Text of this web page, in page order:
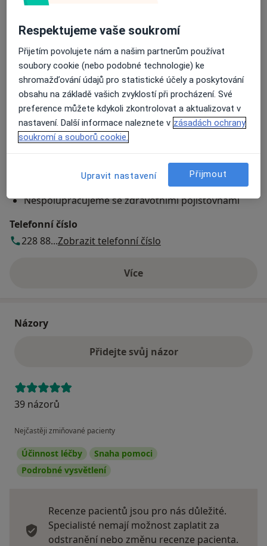
Čechova 587/29 Praha 7, Praha170 00
Přiblížit mapuse otevře v nové záložce
Dostupnost
Na této adrese online kalendář není aktivní
Co mám v takové situaci udělat?
Nespolupracujeme se zdravotními pojišťovnami
Telefonní číslo
228 88...Zobrazit telefonní číslo
Víceo adrese
Názory
Přidejte svůj názor
39 názorů
Nejčastěji zmiňované pacienty
Účinnost léčby
Snaha pomoci
Podrobné vysvětlení
Recenze pacientů jsou pro nás důležité.
Specialisté nemají možnost zaplatit za
odstranění nebo změnu recenze pacienta.
Respektujeme vaše soukromí
Přijetím povolujete nám a našim partnerům používat
soubory cookie (nebo podobné technologie) ke
shromažďování údajů pro statistické účely a poskytování
obsahu na základě vašich zvyklostí při procházení. Své
preference můžete kdykoli zkontrolovat a aktualizovat v
nastavení. Další informace naleznete v zásadách ochrany
soukromí a souborů cookie.
Upravit nastavení Přijmout